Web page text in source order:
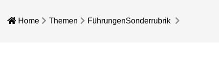
Home Themen FührungenSonderrubrik